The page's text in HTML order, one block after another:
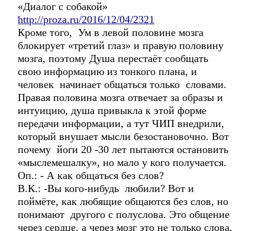
«Диалог с собакой»
http://proza.ru/2016/12/04/2321
Кроме того, Ум в левой половине мозга
блокирует «третий глаз» и правую половину
мозга, поэтому Душа перестаёт сообщать
свою информацию из тонкого плана, и
человек начинает общаться только словами.
Правая половина мозга отвечает за образы и
интуицию, душа привыкла к этой форме
передачи информации, а тут ЧИП внедрили,
который внушает мысли безостановочно. Вот
почему йоги 20 -30 лет пытаются остановить
«мыслемешалку», но мало у кого получается.
Оп.: - А как общаться без слов?
В.К.: -Вы кого-нибудь любили? Вот и
поймёте, как любящие общаются без слов, но
понимают другого с полуслова. Это общение
через сердце, а через мозг это не только слова,